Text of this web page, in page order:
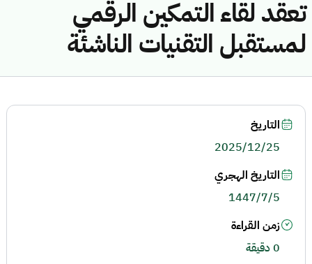
تعقد لقاء التمكين الرقمي
لمستقبل التقنيات الناشئة
التاريخ
2025/12/25
التاريخ الهجري
1447/7/5
زمن القراءة
0 دقيقة